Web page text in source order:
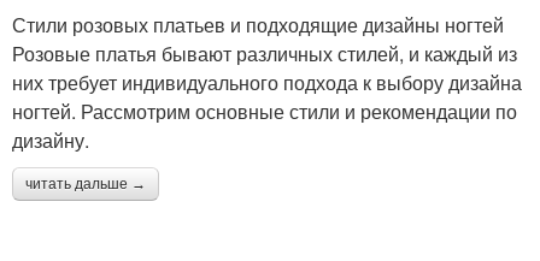
Стили розовых платьев и подходящие дизайны ногтей
Розовые платья бывают различных стилей, и каждый из
них требует индивидуального подхода к выбору дизайна
ногтей. Рассмотрим основные стили и рекомендации по
дизайну.
читать дальше →